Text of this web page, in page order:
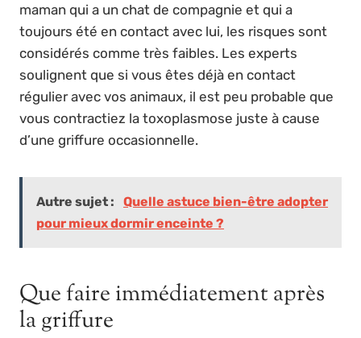
maman qui a un chat de compagnie et qui a
toujours été en contact avec lui, les risques sont
considérés comme très faibles. Les experts
soulignent que si vous êtes déjà en contact
régulier avec vos animaux, il est peu probable que
vous contractiez la toxoplasmose juste à cause
d’une griffure occasionnelle.
Autre sujet :
Quelle astuce bien-être adopter
pour mieux dormir enceinte ?
Que faire immédiatement après
la griffure